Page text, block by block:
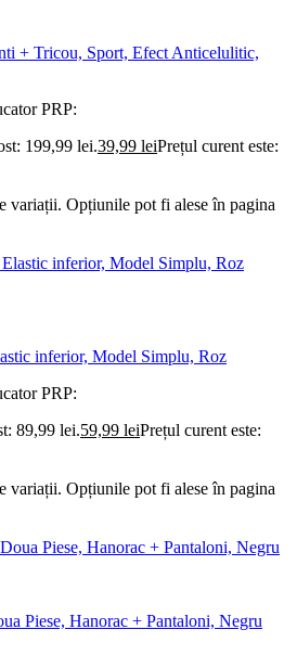
+ Tricou, Sport, Efect Anticelulitic,
PRP:
199,99 lei.39,99 leiPrețul curent este:
variații. Opțiunile pot fi alese în pagina
inferior, Model Simplu, Roz
PRP:
89,99 lei.59,99 leiPrețul curent este:
variații. Opțiunile pot fi alese în pagina
Piese, Hanorac + Pantaloni, Negru